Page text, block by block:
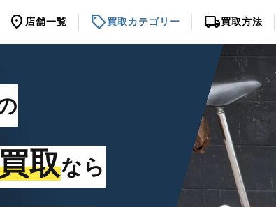
location_on 店舗一覧 sell買取カテゴリー local_shipping買取方法
取なら